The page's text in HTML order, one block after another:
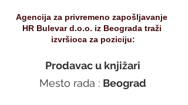
Agencija za privremeno zapošljavanje
HR Bulevar d.o.o. iz Beograda traži
izvršioca za poziciju:
Prodavac u knjižari
Mesto rada : Beograd